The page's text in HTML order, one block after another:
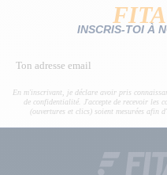
INSCRIS-TOI À
En m'inscrivant, je déclare avoir pris
de confidentialité. J'accepte de recevoir les
(ouvertures et clics) soient mesurées afin